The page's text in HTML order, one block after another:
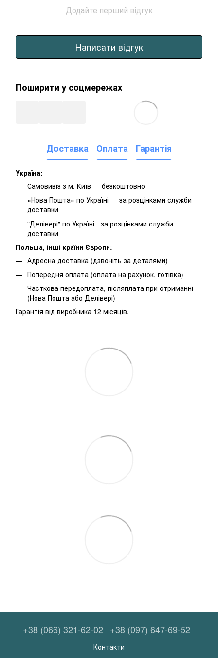
Додайте перший відгук
Написати відгук
Поширити у соцмережах
Доставка Оплата Гарантія
Україна:
Самовивіз з м. Київ — безкоштовно
«Нова Пошта» по Україні — за розцінками служби
доставки
"Делівері" по Україні - за розцінками служби
доставки
Польша, інші країни Європи:
Адресна доставка (дзвоніть за деталями)
Попередня оплата (оплата на рахунок, готівка)
Часткова передоплата, післяплата при отриманні
(Нова Пошта або Делівері)
Гарантія від виробника 12 місяців.
+38 (066) 321-62-02 +38 (097) 647-69-52
Контакти